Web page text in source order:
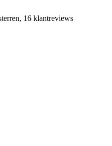
16 klantreviews